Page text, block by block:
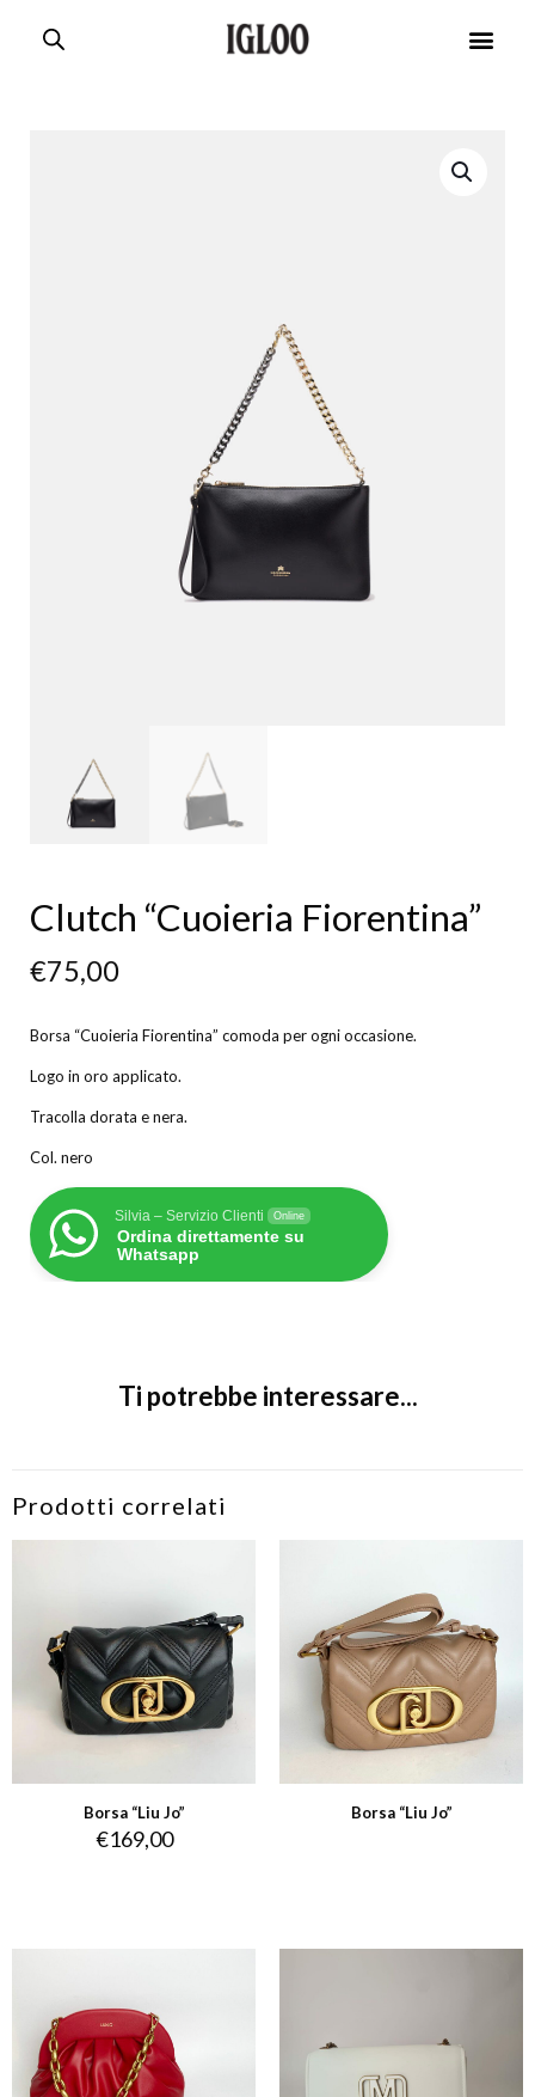
Clutch “Cuoieria Fiorentina”
€75,00
Borsa “Cuoieria Fiorentina” comoda per ogni occasione.
Logo in oro applicato.
Tracolla dorata e nera.
Col. nero
Silvia – Servizio Clienti Online
Ordina direttamente su
Whatsapp
Ti potrebbe interessare...
Prodotti correlati
Borsa “Liu Jo”
€169,00
Borsa “Liu Jo”